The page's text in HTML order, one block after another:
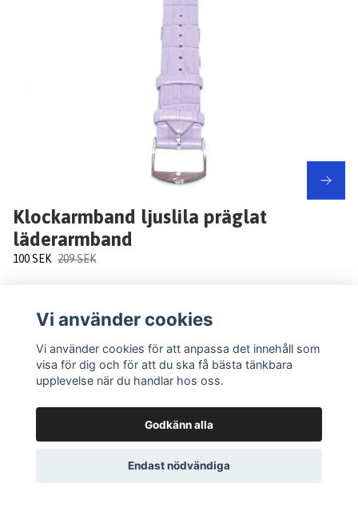
Klockarmband ljuslila präglat
läderarmband
100 SEK 209 SEK
Vi använder cookies
Vi använder cookies för att anpassa det innehåll som
visa för dig och för att du ska få bästa tänkbara
upplevelse när du handlar hos oss.
Godkänn alla
Endast nödvändiga